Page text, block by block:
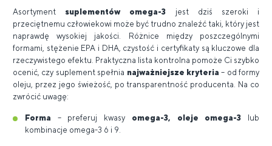
Asortyment suplementów omega-3 jest dziś szeroki i
przeciętnemu człowiekowi może być trudno znaleźć taki, który jest
naprawdę wysokiej jakości. Różnice między poszczególnymi
formami, stężenie EPA i DHA, czystość i certyfikaty są kluczowe dla
rzeczywistego efektu. Praktyczna lista kontrolna pomoże Ci szybko
ocenić, czy suplement spełnia najważniejsze kryteria – od formy
oleju, przez jego świeżość, po transparentność producenta. Na co
zwrócić uwagę:
Forma – preferuj kwasy omega-3, oleje omega-3 lub
kombinacje omega-3 6 i 9.